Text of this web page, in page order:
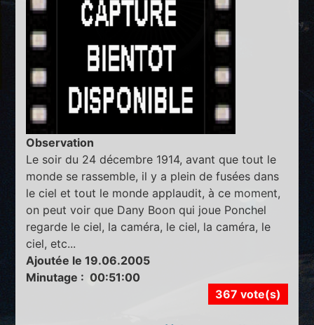
Observation
Le soir du 24 décembre 1914, avant que tout le
monde se rassemble, il y a plein de fusées dans
le ciel et tout le monde applaudit, à ce moment,
on peut voir que Dany Boon qui joue Ponchel
regarde le ciel, la caméra, le ciel, la caméra, le
ciel, etc...
Ajoutée le 19.06.2005
Minutage : 00:51:00
367 vote(s)